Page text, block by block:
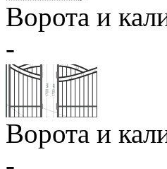
Ворота и
-
Ворота и